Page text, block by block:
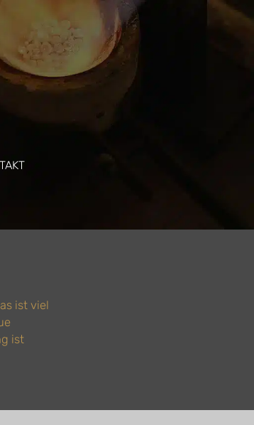
ist viel
ist